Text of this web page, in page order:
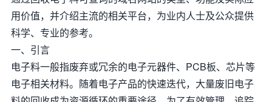
用价值，并介绍主流的相关平台，为业内人士及公众提供
科学、专业的参考。
一、引言
电子料一般指废弃或冗余的电子元器件、PCB板、芯片等
电子相关材料。随着电子产品的快速迭代，大量废旧电子